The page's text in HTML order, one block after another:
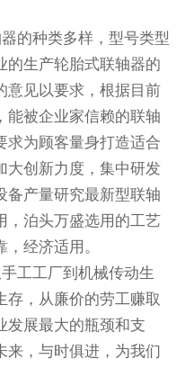
的种类多样，型号类型
的生产轮胎式联轴器的
意见以要求，根据目前
能被企业家信赖的联轴
求为顾客量身打造适合
大创新力度，集中研发
备产量研究最新型联轴
，泊头万盛选用的工艺
经济适用。
工工厂到机械传动生
存，从廉价的劳工赚取
发展最大的瓶颈和支
来，与时俱进，为我们